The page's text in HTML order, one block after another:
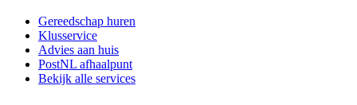
Gereedschap huren
Klusservice
Advies aan huis
PostNL afhaalpunt
Bekijk alle services